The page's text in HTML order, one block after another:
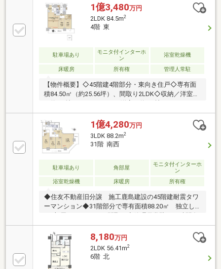
ー・浄水器付き◆LDに床暖房有り◆HiRC工法、二重
床・二重天井構造で、共用廊下はホテルのような内廊
下設計◆各階にダストステーションがありゴミ捨てに
も便利◆ペット飼育可(飼育細則有)
1億3,480万円
2LDK 84.5m2
4階 東
駐車場あり
モニタ付インターホ
ン
浴室乾燥機
床暖房 所有権 管理人常駐
【物件概要】◇45階建4階部分・東向き住戸◇専有面
積84.50㎡（約25.56坪）、間取り2LDK◇収納／洋室
（約8.1帖）にWIC・Loft、洋室（約6.0帖）にクローゼ
ット有◇LDに床暖房があり足元からお部屋を暖めます
【物件のおすすめポイント】①「スキップフロア」を
採用した室内は空間にデザイン性を与え、戸建のよう
な立体感を演出します。②「天井高約3665ｍｍ（一
部）」のリビングダイニングは、垂直方向へ広がり部
ーに面しており、天井高を活かしたダイナミックな窓
からは採光はもちろん、低層階ながら東京タワー・ス
1億4,280万円
3LDK 88.2m2
31階 南西
駐車場あり 角部屋
モニタ付インターホ
ン
浴室乾燥機
床暖房 所有権
◆住友不動産旧分譲 施工鹿島建設の45階建耐震タワ
ーマンション◆31階部分で専有面積88.20㎡ 独立し
人管理）、コンシェルジュサービス（8：00～20：
00）有り◆キッチンにはディスポーザー・浄水器付き
◆LDに床暖房有り◆二重床・二重天井構造で、共用廊
下はホテルのような内廊下設計◆各階にダストステー
ションがありゴミ捨てにも便利
8,180万円
2LDK 56.41m2
6階 北